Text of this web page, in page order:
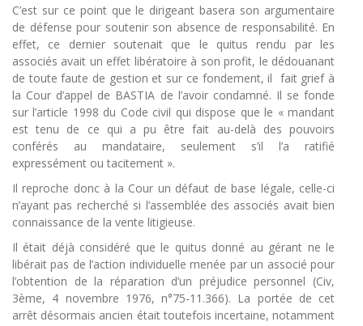
C’est sur ce point que le dirigeant basera son argumentaire
de défense pour soutenir son absence de responsabilité. En
effet, ce dernier soutenait que le quitus rendu par les
associés avait un effet libératoire à son profit, le dédouanant
de toute faute de gestion et sur ce fondement, il fait grief à
la Cour d’appel de BASTIA de l’avoir condamné. Il se fonde
sur l’article 1998 du Code civil qui dispose que le « mandant
est tenu de ce qui a pu être fait au-delà des pouvoirs
conférés au mandataire, seulement s’il l’a ratifié
expressément ou tacitement ».
Il reproche donc à la Cour un défaut de base légale, celle-ci
n’ayant pas recherché si l’assemblée des associés avait bien
connaissance de la vente litigieuse.
Il était déjà considéré que le quitus donné au gérant ne le
libérait pas de l’action individuelle menée par un associé pour
l’obtention de la réparation d’un préjudice personnel (Civ,
3ème, 4 novembre 1976, n°75-11.366). La portée de cet
arrêt désormais ancien était toutefois incertaine, notamment